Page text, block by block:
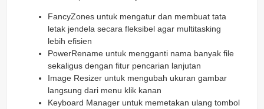
FancyZones untuk mengatur dan membuat tata
letak jendela secara fleksibel agar multitasking
lebih efisien
PowerRename untuk mengganti nama banyak file
sekaligus dengan fitur pencarian lanjutan
Image Resizer untuk mengubah ukuran gambar
langsung dari menu klik kanan
Keyboard Manager untuk memetakan ulang tombol